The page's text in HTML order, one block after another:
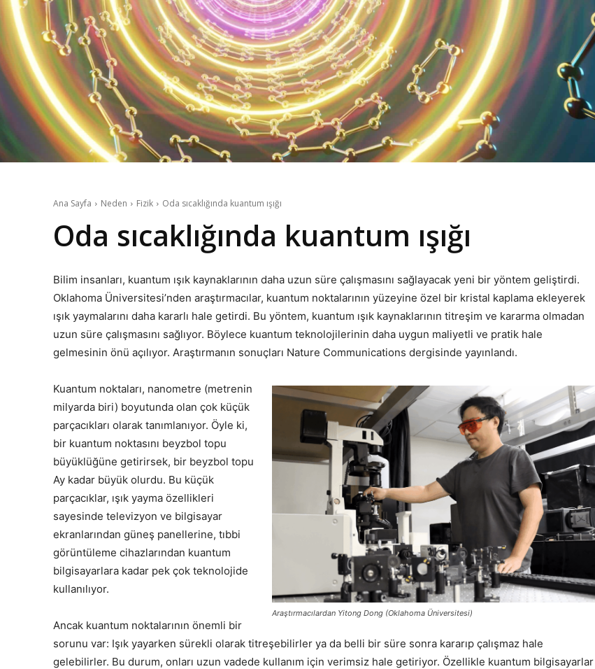
Ana Sayfa Neden Fizik Oda sıcaklığında kuantum ışığı
Oda sıcaklığında kuantum ışığı
Bilim insanları, kuantum ışık kaynaklarının daha uzun süre çalışmasını sağlayacak yeni bir yöntem geliştirdi.
Oklahoma Üniversitesi’nden araştırmacılar, kuantum noktalarının yüzeyine özel bir kristal kaplama ekleyerek
ışık yaymalarını daha kararlı hale getirdi. Bu yöntem, kuantum ışık kaynaklarının titreşim ve kararma olmadan
uzun süre çalışmasını sağlıyor. Böylece kuantum teknolojilerinin daha uygun maliyetli ve pratik hale
gelmesinin önü açılıyor. Araştırmanın sonuçları Nature Communications dergisinde yayınlandı.
Araştırmacılardan Yitong Dong (Oklahoma Üniversitesi)
Kuantum noktaları, nanometre (metrenin
milyarda biri) boyutunda olan çok küçük
parçacıkları olarak tanımlanıyor. Öyle ki,
bir kuantum noktasını beyzbol topu
büyüklüğüne getirirsek, bir beyzbol topu
Ay kadar büyük olurdu. Bu küçük
parçacıklar, ışık yayma özellikleri
sayesinde televizyon ve bilgisayar
ekranlarından güneş panellerine, tıbbi
görüntüleme cihazlarından kuantum
bilgisayarlara kadar pek çok teknolojide
kullanılıyor.
Ancak kuantum noktalarının önemli bir
sorunu var: Işık yayarken sürekli olarak titreşebilirler ya da belli bir süre sonra kararıp çalışmaz hale
gelebilirler. Bu durum, onları uzun vadede kullanım için verimsiz hale getiriyor. Özellikle kuantum bilgisayarlar